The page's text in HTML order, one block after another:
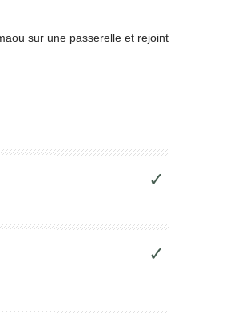
sur une passerelle et rejoint
✓
✓